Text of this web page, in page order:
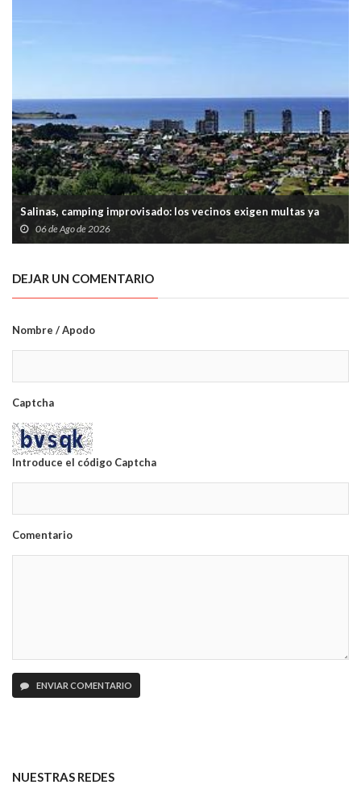
Salinas, camping improvisado: los vecinos exigen multas ya
06 de Ago de 2026
DEJAR UN COMENTARIO
Nombre / Apodo
Captcha
Introduce el código Captcha
Comentario
ENVIAR COMENTARIO
NUESTRAS REDES